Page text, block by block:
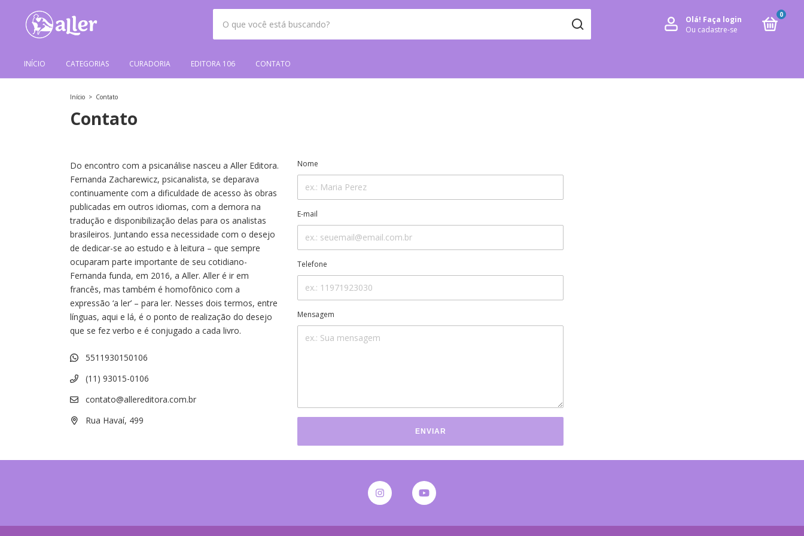
Olá! Faça login
Ou cadastre-se
0
INÍCIO CATEGORIAS CURADORIA EDITORA 106 CONTATO
Início > Contato
Contato
Do encontro com a psicanálise nasceu a Aller Editora.
Fernanda Zacharewicz, psicanalista, se deparava
continuamente com a dificuldade de acesso às obras
publicadas em outros idiomas, com a demora na
tradução e disponibilização delas para os analistas
brasileiros. Juntando essa necessidade com o desejo
de dedicar-se ao estudo e à leitura – que sempre
ocuparam parte importante de seu cotidiano-
Fernanda funda, em 2016, a Aller. Aller é ir em
francês, mas também é homofônico com a
expressão ‘a ler’ – para ler. Nesses dois termos, entre
línguas, aqui e lá, é o ponto de realização do desejo
que se fez verbo e é conjugado a cada livro.
5511930150106
(11) 93015-0106
contato@allereditora.com.br
Rua Havaí, 499
Nome
E-mail
Telefone
Mensagem
ENVIAR